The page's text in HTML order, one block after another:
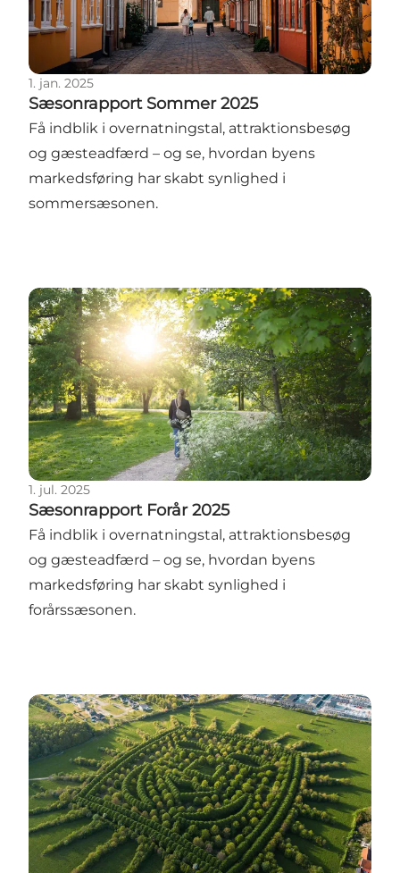
1. jan. 2025
Sæsonrapport Sommer 2025
Få indblik i overnatningstal, attraktionsbesøg
og gæsteadfærd – og se, hvordan byens
markedsføring har skabt synlighed i
sommersæsonen.
Sæsonrapport Forår 2025
1. jul. 2025
Sæsonrapport Forår 2025
Få indblik i overnatningstal, attraktionsbesøg
og gæsteadfærd – og se, hvordan byens
markedsføring har skabt synlighed i
forårssæsonen.
Kultur og fritidslivets værdi for Odense